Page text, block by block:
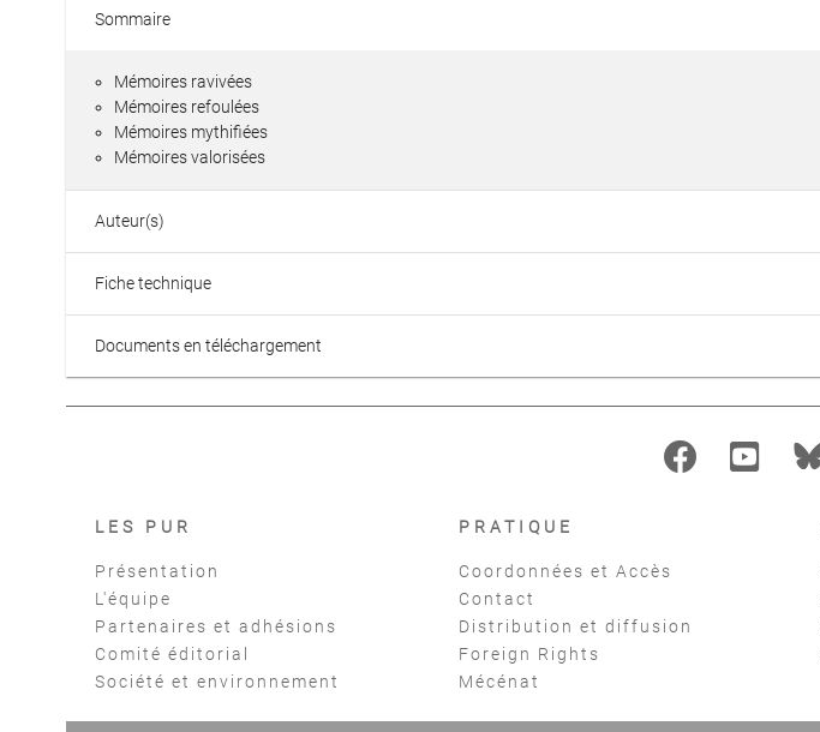
Sommaire
Mémoires ravivées
Mémoires refoulées
Mémoires mythifiées
Mémoires valorisées
Auteur(s)
Fiche technique
Documents en téléchargement
LES PUR
Présentation
L'équipe
Partenaires et adhésions
Comité éditorial
Société et environnement
PRATIQUE
Coordonnées et Accès
Contact
Distribution et diffusion
Foreign Rights
Mécénat